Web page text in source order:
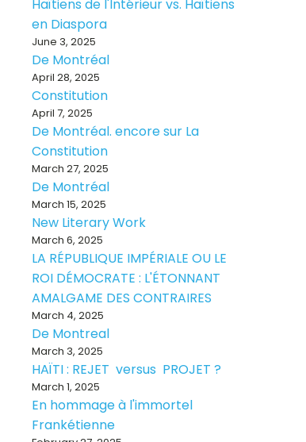
Haïtiens de l'Intérieur vs. Haïtiens
en Diaspora
June 3, 2025
De Montréal
April 28, 2025
Constitution
April 7, 2025
De Montréal. encore sur La
Constitution
March 27, 2025
De Montréal
March 15, 2025
New Literary Work
March 6, 2025
LA RÉPUBLIQUE IMPÉRIALE OU LE
ROI DÉMOCRATE : L'ÉTONNANT
AMALGAME DES CONTRAIRES
March 4, 2025
De Montreal
March 3, 2025
HAÏTI : REJET versus PROJET ?
March 1, 2025
En hommage à l'immortel
Frankétienne